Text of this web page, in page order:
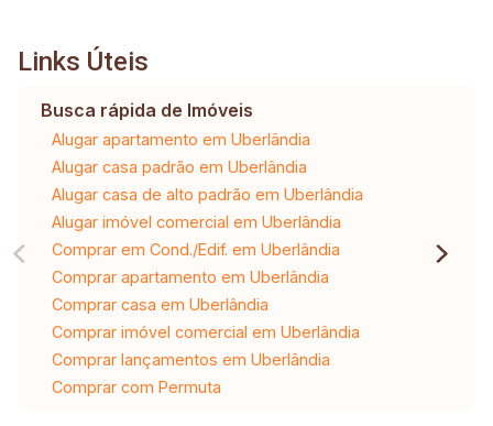
Links Úteis
Busca rápida de Imóveis
Alugar apartamento em Uberlândia
Alugar casa padrão em Uberlândia
Alugar casa de alto padrão em Uberlândia
Alugar imóvel comercial em Uberlândia
Comprar em Cond./Edif. em Uberlândia
Comprar apartamento em Uberlândia
Comprar casa em Uberlândia
Comprar imóvel comercial em Uberlândia
Comprar lançamentos em Uberlândia
Comprar com Permuta